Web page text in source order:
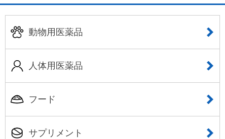
動物用医薬品
人体用医薬品
フード
サプリメント